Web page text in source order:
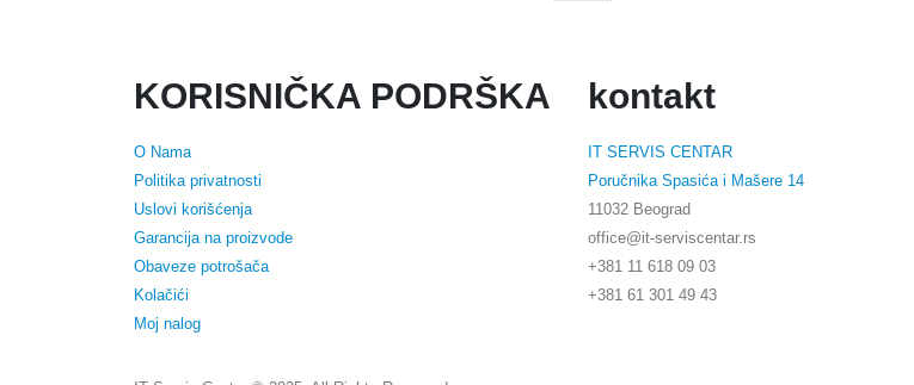
KORISNIČKA PODRŠKA
O Nama
Politika privatnosti
Uslovi korišćenja
Garancija na proizvode
Obaveze potrošača
Kolačići
Moj nalog
kontakt
IT SERVIS CENTAR
Poručnika Spasića i Mašere 14
11032 Beograd
office@it-serviscentar.rs
+381 11 618 09 03
+381 61 301 49 43